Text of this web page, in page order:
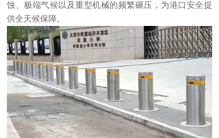
蚀、极端气候以及重型机械的频繁碾压，为港口安全提
供全天候保障。